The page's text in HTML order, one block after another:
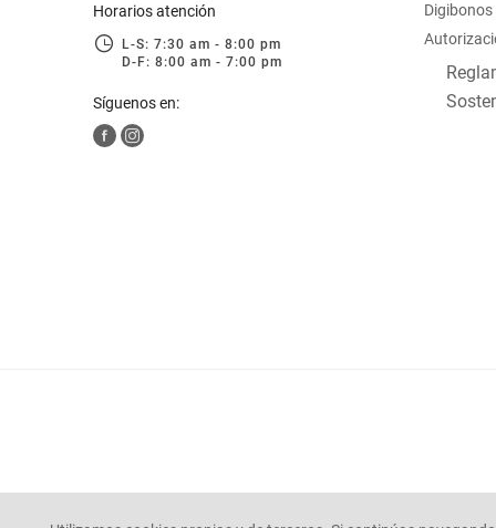
Horarios atención
L-S: 7:30 am - 8:00 pm
D-F: 8:00 am - 7:00 pm
Síguenos en:
Digibonos